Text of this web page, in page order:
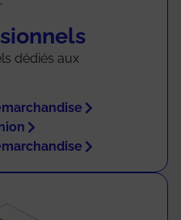
dédiés aux